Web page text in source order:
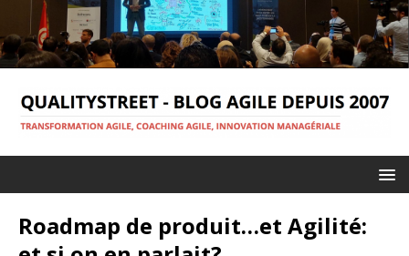
Roadmap de produit…et Agilité: